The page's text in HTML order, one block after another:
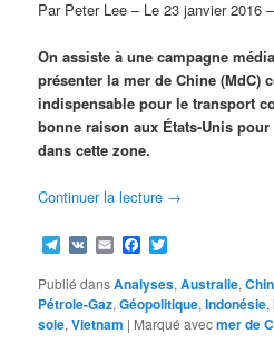
Par Peter Lee – Le 23 janvier 2016
On assiste à une campagne
présenter la mer de Chine (MdC)
indispensable pour le transport
bonne raison aux États-Unis
dans cette zone.
Continuer la lecture →
Telegram
VK EmailFacebook
Publié dansAnalyses,Australie,
Pétrole-Gaz,Géopolitique,Indonésie,
soie,Vietnam | Marqué avecmer de